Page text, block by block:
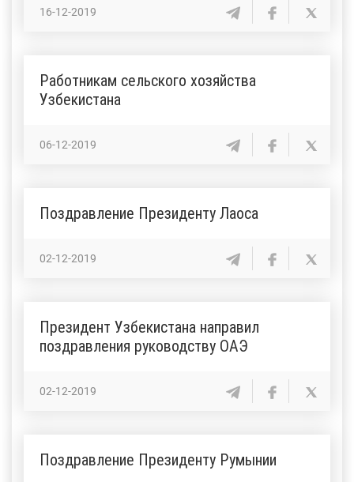
16-12-2019
Работникам сельского хозяйства
Узбекистана
06-12-2019
Поздравление Президенту Лаоса
02-12-2019
Президент Узбекистана направил
поздравления руководству ОАЭ
02-12-2019
Поздравление Президенту Румынии